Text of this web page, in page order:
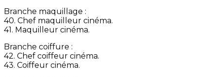
Branche maquillage :
40. Chef maquilleur cinéma.
41. Maquilleur cinéma.
Branche coiffure :
42. Chef coiffeur cinéma.
43. Coiffeur cinéma.